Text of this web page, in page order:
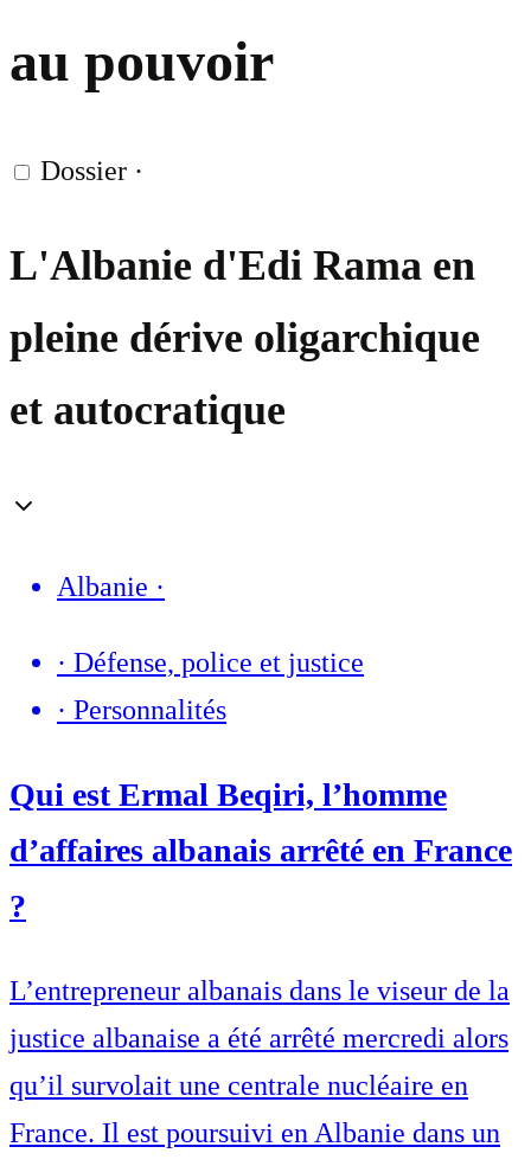
au pouvoir
Dossier ·
L'Albanie d'Edi Rama en
pleine dérive oligarchique
et autocratique
Albanie ·
· Défense, police et justice
· Personnalités
Qui est Ermal Beqiri, l’homme
d’affaires albanais arrêté en France
?
L’entrepreneur albanais dans le viseur de la
justice albanaise a été arrêté mercredi alors
qu’il survolait une centrale nucléaire en
France. Il est poursuivi en Albanie dans un